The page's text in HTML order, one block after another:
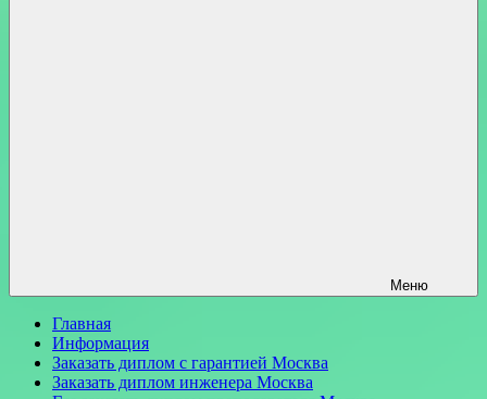
Меню
Главная
Информация
Заказать диплом с гарантией Москва
Заказать диплом инженера Москва